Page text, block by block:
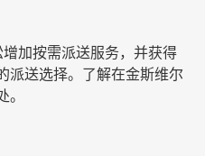
加按需派送服务，并获得
派送选择。了解在金斯维尔